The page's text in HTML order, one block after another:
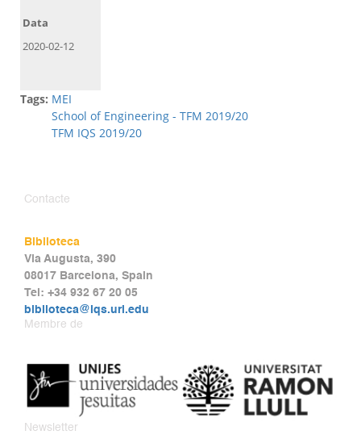
Data
2020-02-12
Tags: MEI
School of Engineering - TFM 2019/20
TFM IQS 2019/20
Contacte
Biblioteca
Via Augusta, 390
08017 Barcelona, Spain
Tel: +34 932 67 20 05
biblioteca@iqs.url.edu
Membre de
Newsletter